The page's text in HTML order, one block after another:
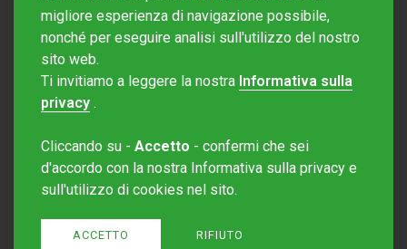
Editore Rotostampa SA
Sito creato daRedesign
migliore esperienza di navigazione possibile,
nonché per eseguire analisi sull'utilizzo del nostro
sito web.
Ti invitiamo a leggere la nostra Informativa sulla
privacy .
Cliccando su - Accetto - confermi che sei
d'accordo con la nostra Informativa sulla privacy e
sull'utilizzo di cookies nel sito.
ACCETTO RIFIUTO